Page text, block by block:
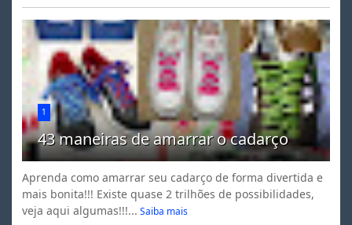
1
43 maneiras de amarrar o cadarço
Aprenda como amarrar seu cadarço de forma divertida e
mais bonita!!! Existe quase 2 trilhões de possibilidades,
veja aqui algumas!!!... Saiba mais